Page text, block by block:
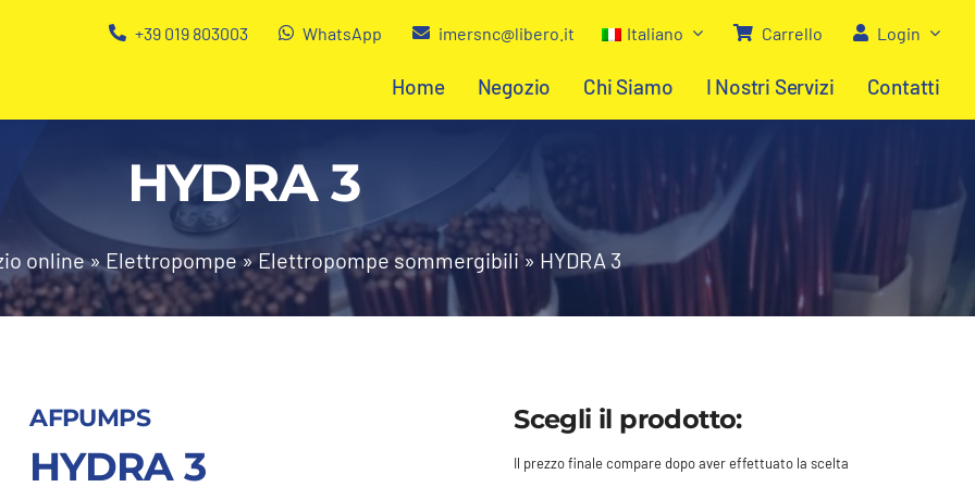
+39 019 803003 WhatsApp imersnc@libero.it Italiano Carrello Login
Home Negozio Chi Siamo I Nostri Servizi Contatti
HYDRA 3
online»Elettropompe »Elettropompe sommergibili» HYDRA 3
AFPUMPS
HYDRA 3
Scegli il prodotto:
Il prezzo finale compare dopo aver effettuato la scelta